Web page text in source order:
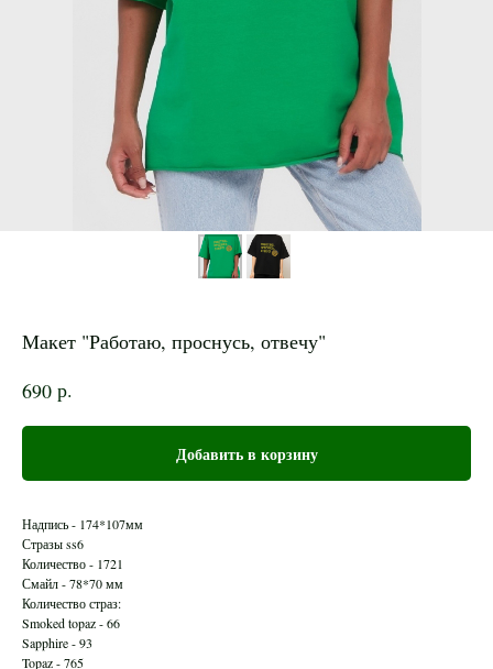
Макет "Работаю, проснусь, отвечу"
690 р.
Добавить в корзину
Надпись - 174*107мм
Стразы ss6
Количество - 1721
Смайл - 78*70 мм
Количество страз:
Smoked topaz - 66
Sapphire - 93
Topaz - 765